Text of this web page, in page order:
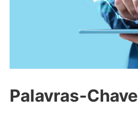
Palavras-Chave